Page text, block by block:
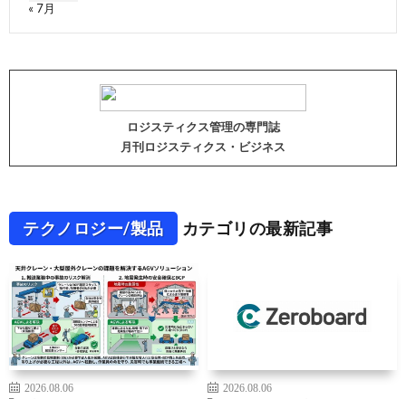
« 7月
ロジスティクス管理の専門誌
月刊ロジスティクス・ビジネス
テクノロジー/製品 カテゴリの最新記事
2026.08.06
2026.08.06